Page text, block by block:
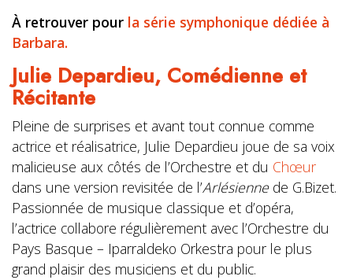
À retrouver pour la série symphonique dédiée à
Barbara.
Julie Depardieu, Comédienne et
Récitante
Pleine de surprises et avant tout connue comme
actrice et réalisatrice, Julie Depardieu joue de sa voix
malicieuse aux côtés de l’Orchestre et du Chœur
dans une version revisitée de l’Arlésiennede G.Bizet.
Passionnée de musique classique et d’opéra,
l’actrice collabore régulièrement avec l’Orchestre du
Pays Basque – Iparraldeko Orkestra pour le plus
grand plaisir des musiciens et du public.